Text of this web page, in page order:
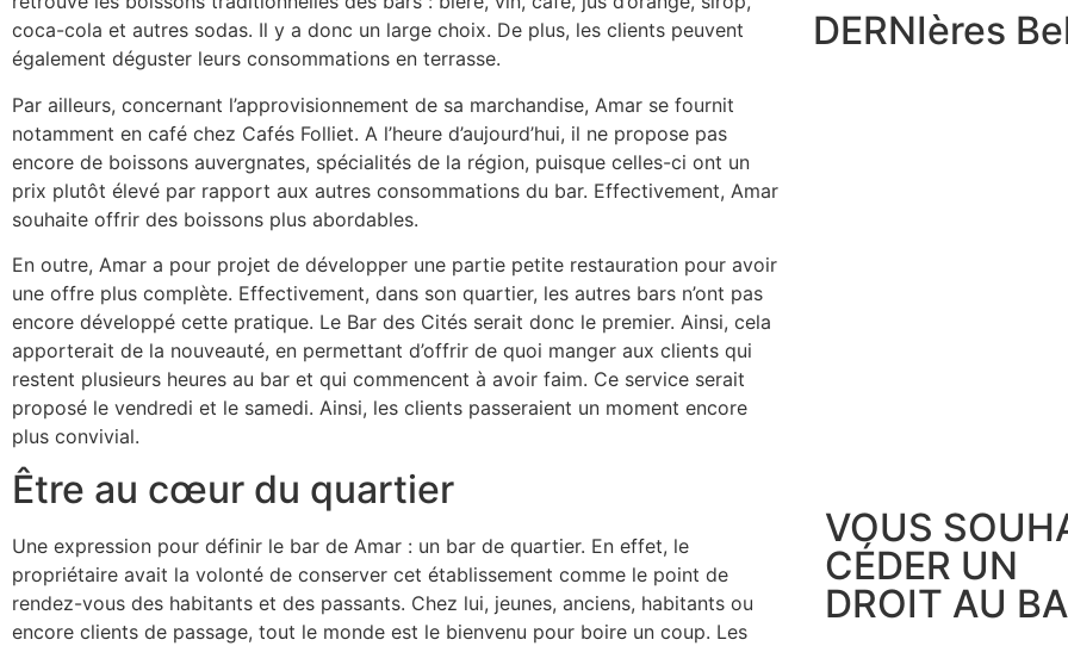
coca-cola et autres sodas. Il y a donc un large choix. De plus, les clients peuvent
également déguster leurs consommations en terrasse.
Par ailleurs, concernant l’approvisionnement de sa marchandise, Amar se fournit
notamment en café chez Cafés Folliet. A l’heure d’aujourd’hui, il ne propose pas
encore de boissons auvergnates, spécialités de la région, puisque celles-ci ont un
prix plutôt élevé par rapport aux autres consommations du bar. Effectivement, Amar
souhaite offrir des boissons plus abordables.
En outre, Amar a pour projet de développer une partie petite restauration pour avoir
une offre plus complète. Effectivement, dans son quartier, les autres bars n’ont pas
encore développé cette pratique. Le Bar des Cités serait donc le premier. Ainsi, cela
apporterait de la nouveauté, en permettant d’offrir de quoi manger aux clients qui
restent plusieurs heures au bar et qui commencent à avoir faim. Ce service serait
proposé le vendredi et le samedi. Ainsi, les clients passeraient un moment encore
plus convivial.
Être au cœur du quartier
Une expression pour définir le bar de Amar : un bar de quartier. En effet, le
propriétaire avait la volonté de conserver cet établissement comme le point de
rendez-vous des habitants et des passants. Chez lui, jeunes, anciens, habitants ou
encore clients de passage, tout le monde est le bienvenu pour boire un coup. Les
DERNIères
VOUS
CÉDER UN
DROIT AU